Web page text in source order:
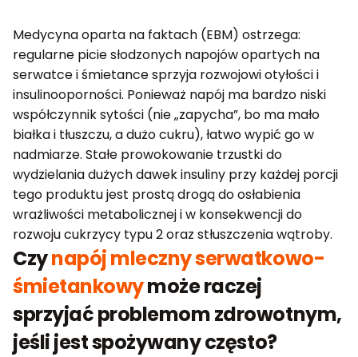
Medycyna oparta na faktach (EBM) ostrzega:
regularne picie słodzonych napojów opartych na
serwatce i śmietance sprzyja rozwojowi otyłości i
insulinooporności. Ponieważ napój ma bardzo niski
współczynnik sytości (nie „zapycha”, bo ma mało
białka i tłuszczu, a dużo cukru), łatwo wypić go w
nadmiarze. Stałe prowokowanie trzustki do
wydzielania dużych dawek insuliny przy każdej porcji
tego produktu jest prostą drogą do osłabienia
wrażliwości metabolicznej i w konsekwencji do
rozwoju cukrzycy typu 2 oraz stłuszczenia wątroby.
Czynapój mleczny serwatkowo-
śmietankowymoże raczej
sprzyjać problemom zdrowotnym,
jeśli jest spożywany często?